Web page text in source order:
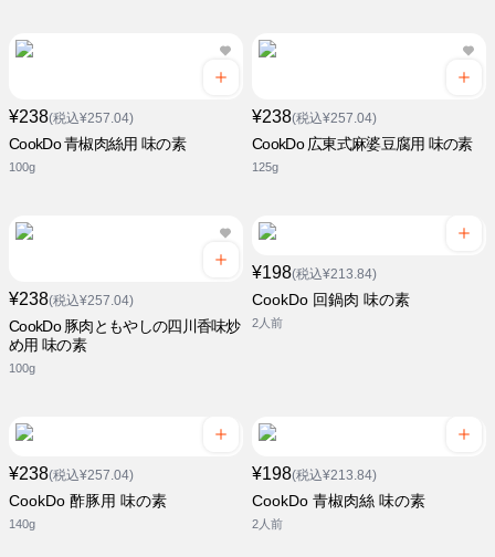
¥238(税込¥257.04)
CookDo 青椒肉絲用 味の素
100g
¥238(税込¥257.04)
CookDo 広東式麻婆豆腐用 味の素
125g
¥238(税込¥257.04)
CookDo 豚肉ともやしの四川香味炒
め用 味の素
100g
¥198(税込¥213.84)
CookDo 回鍋肉 味の素
2人前
¥238(税込¥257.04)
CookDo 酢豚用 味の素
140g
¥198(税込¥213.84)
CookDo 青椒肉絲 味の素
2人前